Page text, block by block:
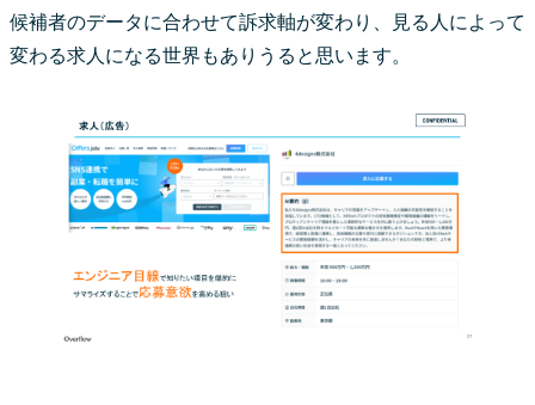
候補者のデータに合わせて訴求軸が変わり、見る人によって
変わる求人になる世界もありうると思います。